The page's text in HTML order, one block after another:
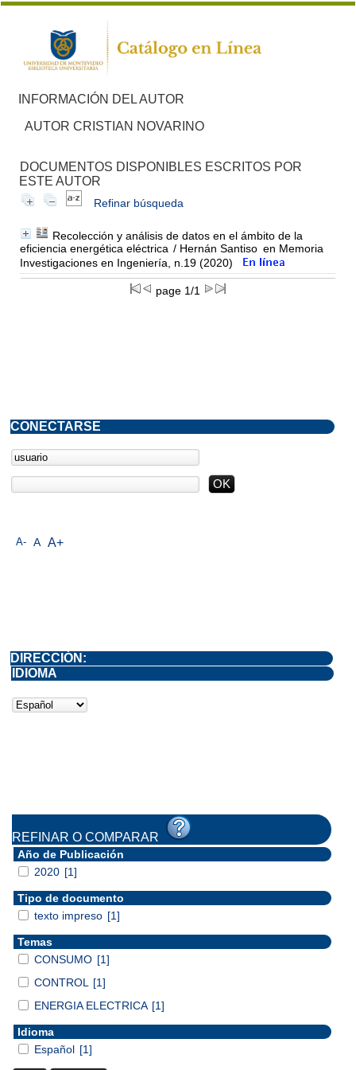
INFORMACIÓN DEL AUTOR
AUTOR CRISTIAN NOVARINO
DOCUMENTOS DISPONIBLES ESCRITOS POR
ESTE AUTOR
Refinar búsqueda
Recolección y análisis de datos en el ámbito de la
eficiencia energética eléctrica / Hernán Santiso en Memoria
Investigaciones en Ingeniería, n.19 (2020)
page 1/1
A- A A+
CONECTARSE
DIRECCIÓN:
IDIOMA
REFINAR O COMPARAR
Año de Publicación
2020 [1]
Tipo de documento
texto impreso [1]
Temas
CONSUMO [1]
CONTROL
[1]
ENERGIA ELECTRICA [1]
Idioma
Español [1]